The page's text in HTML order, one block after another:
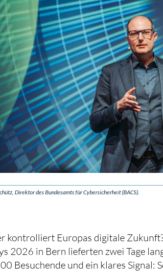
Direktor des Bundesamts für Cybersicherheit (BACS).
kontrolliert Europas digitale
2026 in Bern lieferten zwei Tage
Besuchende und ein klares Signal: